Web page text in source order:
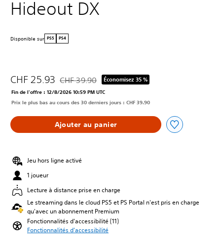
Hideout DX
Disponible sur PS5 PS4
CHF 25.93 Remise par rapport au prix d'origine de CHF
CHF 39.90 Économisez 35 %
Fin de l'offre : 12/8/2026 10:59 PM UTC
Prix le plus bas au cours des 30 derniers jours : CHF 39.90
Ajouter au panier
Jeu hors ligne activé
1 joueur
Lecture à distance prise en charge
Le streaming dans le cloud PS5 et PS Portal n'est pris en charge
qu'avec un abonnement Premium
Fonctionnalités d'accessibilité (11)
Fonctionnalités d'accessibilité